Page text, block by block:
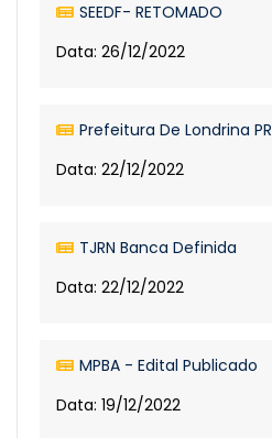
SEEDF- RETOMADO
Data: 26/12/2022
Prefeitura De Londrina PR
Data: 22/12/2022
TJRN Banca Definida
Data: 22/12/2022
MPBA - Edital Publicado
Data: 19/12/2022